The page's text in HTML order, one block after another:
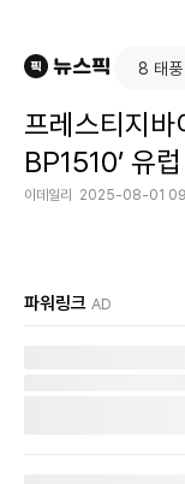
프레스티지바
BP1510’ 유
이데일리 2025-08-01
파워링크 AD